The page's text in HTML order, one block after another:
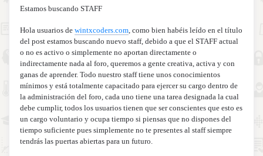
Estamos buscando STAFF
Hola usuarios de wintxcoders.com , como bien habéis leído en el título
del post estamos buscando nuevo staff, debido a que el STAFF actual
o no es activo o simplemente no aportan directamente o
indirectamente nada al foro, queremos a gente creativa, activa y con
ganas de aprender. Todo nuestro staff tiene unos conocimientos
mínimos y está totalmente capacitado para ejercer su cargo dentro de
la administración del foro, cada uno tiene una tarea designada la cual
debe cumplir, todos los usuarios tienen que ser conscientes que esto es
un cargo voluntario y ocupa tiempo si piensas que no dispones del
tiempo suficiente pues simplemente no te presentes al staff siempre
tendrás las puertas abiertas para un futuro.